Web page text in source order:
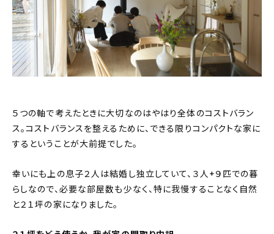
５つの軸で考えたときに大切なのはやはり全体のコストバラン
ス。コストバランスを整えるために、できる限りコンパクトな家に
するということが大前提でした。
幸いにも上の息子２人は結婚し独立していて、３人+９匹での暮
らしなので、必要な部屋数も少なく、特に我慢することなく自然
と２１坪の家になりました。